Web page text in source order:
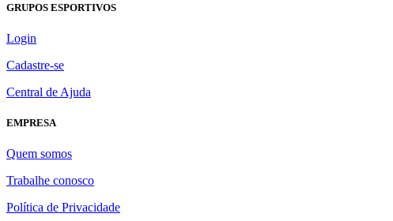
GRUPOS ESPORTIVOS
Login
Cadastre-se
Central de Ajuda
EMPRESA
Quem somos
Trabalhe conosco
Política de Privacidade